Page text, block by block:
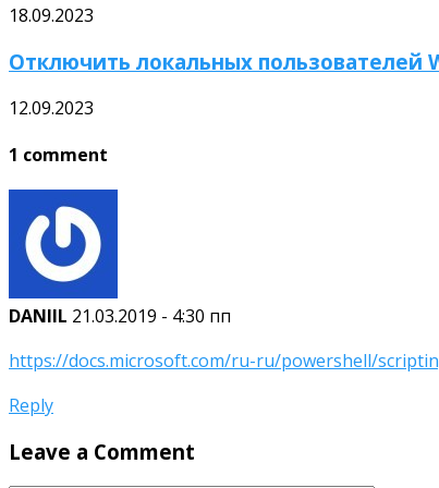
18.09.2023
Отключить локальных пользователей
12.09.2023
1 comment
DANIIL 21.03.2019 - 4:30 пп
https://docs.microsoft.com/ru-ru/powershell/
Reply
Leave a Comment